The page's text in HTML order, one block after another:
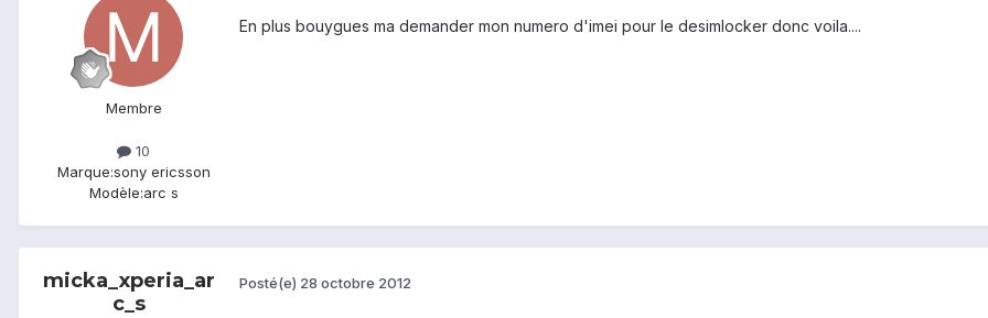
Membre
10
Marque:sony ericsson
Modèle:arc s
En plus bouygues ma demander mon numero d'imei pour le desimlocker donc voila....
micka_xperia_ar
c_s
Posté(e) 28 octobre 2012